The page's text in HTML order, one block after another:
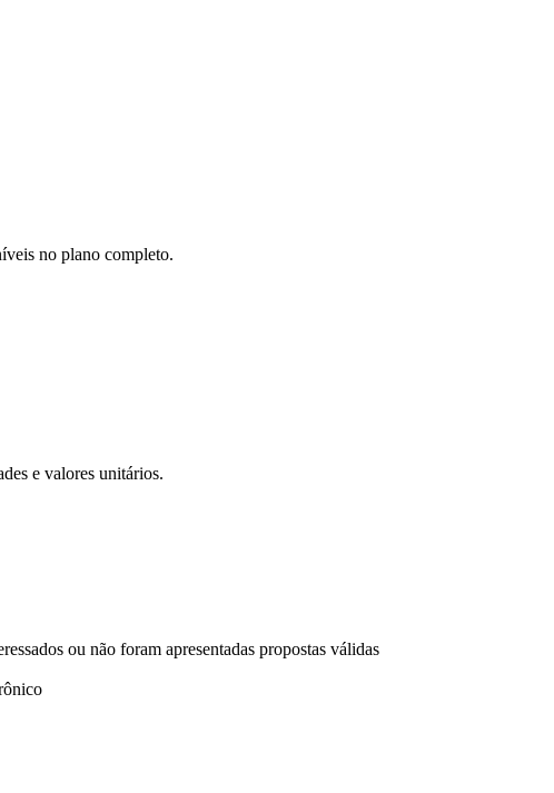
no plano completo.
e valores unitários.
ou não foram apresentadas propostas válidas